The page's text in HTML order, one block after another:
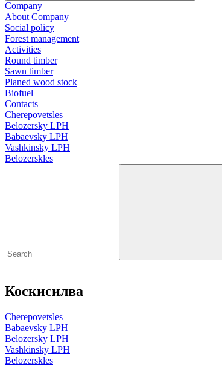
Company
About Company
Social policy
Forest management
Activities
Round timber
Sawn timber
Planed wood stock
Biofuel
Contacts
Cherepovetsles
Belozersky LPH
Babaevsky LPH
Vashkinsky LPH
Belozerskles
Коскисилва
Cherepovetsles
Babaevsky LPH
Belozersky LPH
Vashkinsky LPH
Belozerskles